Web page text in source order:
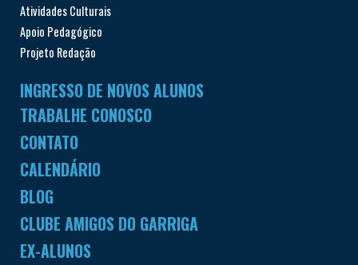
Atividades Culturais
Apoio Pedagógico
Projeto Redação
INGRESSO DE NOVOS ALUNOS
TRABALHE CONOSCO
CONTATO
CALENDÁRIO
BLOG
CLUBE AMIGOS DO GARRIGA
EX-ALUNOS